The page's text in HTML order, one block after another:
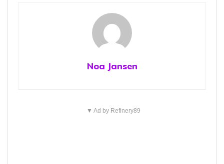
Noa Jansen
▼ Ad by Refinery89